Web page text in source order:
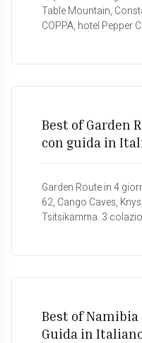
Table Mountain,
COPPA, hotel Pepper
Best of Garden
con guida in
Garden Route in 4
62, Cango Caves,
Tsitsikamma. 3
Best of Namibia
Guida in